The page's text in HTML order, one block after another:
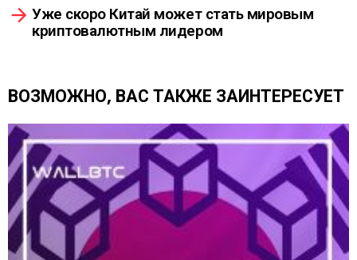
е
щ
Уже скоро Китай может стать мировым
криптовалютным лидером
ВОЗМОЖНО, ВАС ТАКЖЕ ЗАИНТЕРЕСУЕТ